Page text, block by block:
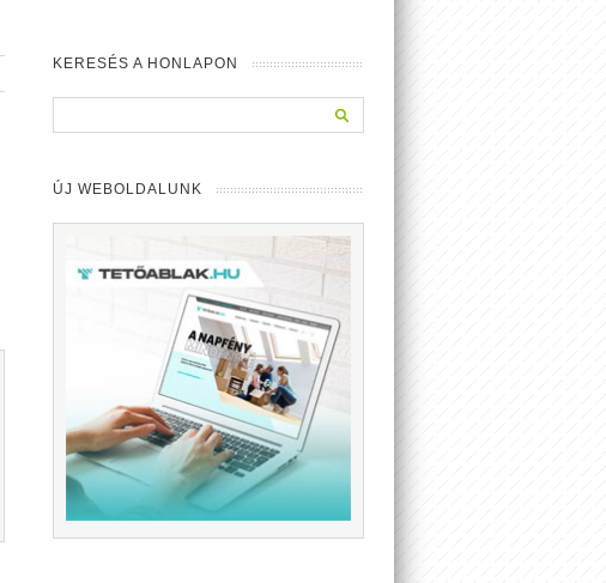
KERESÉS A HONLAPON
ÚJ WEBOLDALUNK